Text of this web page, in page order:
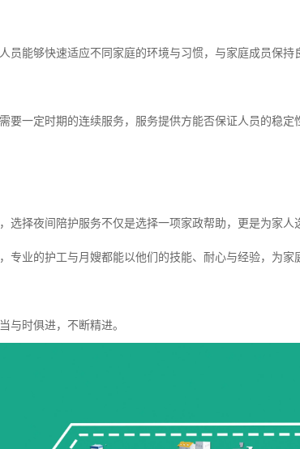
员能够快速适应不同家庭的环境与习惯，与家庭成员保持
要一定时期的连续服务，服务提供方能否保证人员的稳定
选择夜间陪护服务不仅是选择一项家政帮助，更是为家人
专业的护工与月嫂都能以他们的技能、耐心与经验，为家
与时俱进，不断精进。